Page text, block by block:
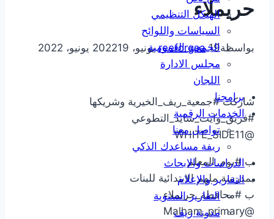
الهيكل التنظيمي
السياسات واللوائح
الجمعية العمومية
مجلس الادارة
اللجان
برامجنا
الخدمات الرقمية
تواصل معنا
ريفة مساعدك الذكي
الدراسات والابحاث
التقارير والإعلام
التقارير السنوية
مدونة ريف
حريملاء
بواسطة reeforgsa 19 يونيو، 2022 19 يونيو، 2022
شاركت #جمعية_ريف_الخيرية وشريكها
#فريق_وايت_سايد_التطوعي
@WHITE_SIDE11
ب #يوم_المعلم
بمدرسة ملهم الابتدائية للبنات
ب #محافطة_حريملاء
@Malham_primary